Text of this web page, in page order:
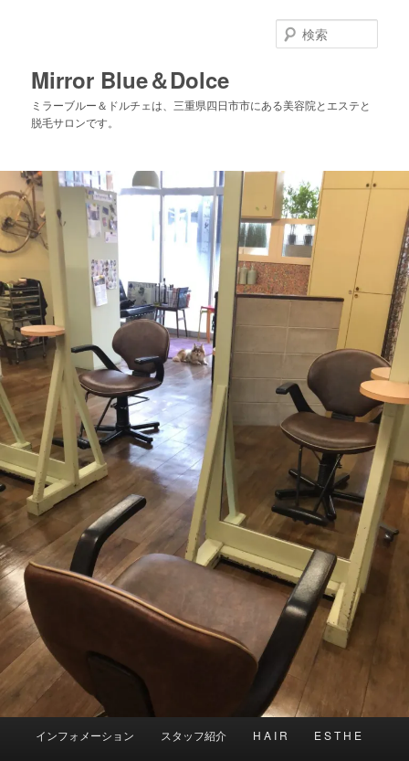
動
Mirror Blue＆Dolce
ミラーブルー＆ドルチェは、三重県四日市市にある美容院とエステと
脱毛サロンです。
索
インフォメーション スタッフ紹介 H A I R E S T H E